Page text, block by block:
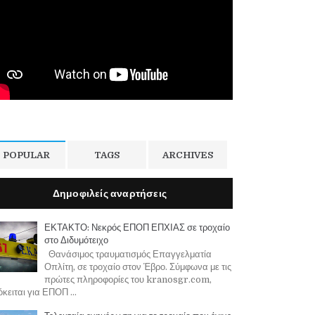
POPULAR TAGS ARCHIVES
Δημοφιλείς αναρτήσεις
ΕΚΤΑΚΤΟ: Νεκρός ΕΠΟΠ ΕΠΧΙΑΣ σε τροχαίο
στο Διδυμότειχο
Θανάσιμος τραυματισμός Επαγγελματία
Οπλίτη, σε τροχαίο στον Έβρο. Σύμφωνα με τις
πρώτες πληροφορίες του kranosgr.com,
για ΕΠΟΠ ...